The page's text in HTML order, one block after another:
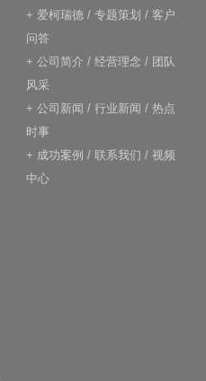
+ 爱柯瑞德 / 专题策划 / 客户
问答
+ 公司简介 / 经营理念 / 团队
风采
+ 公司新闻 / 行业新闻 / 热点
时事
+ 成功案例 / 联系我们 / 视频
中心